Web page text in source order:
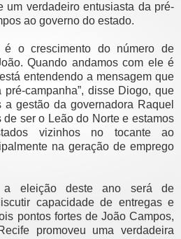
um verdadeiro entusiasta da pré-
ao governo do estado.
é o crescimento do número de
Quando andamos com ele é
entendendo a mensagem que
campanha”, disse Diogo, que
gestão da governadora Raquel
de ser o Leão do Norte e estamos
vizinhos no tocante ao
na geração de emprego
a eleição deste ano será de
capacidade de entregas e
pontos fortes de João Campos,
promoveu uma verdadeira